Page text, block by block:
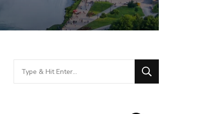
Looking
for